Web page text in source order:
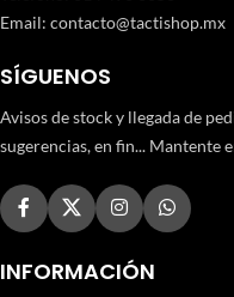
Email: contacto@tactishop.mx
SÍGUENOS
Avisos de stock y llegada de
sugerencias, en fin... Mantente
INFORMACIÓN